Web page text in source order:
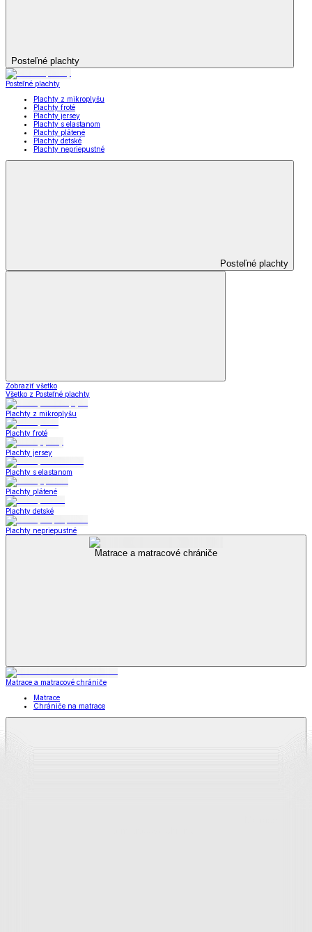
Posteľné plachty
Posteľné plachty
Plachty z mikroplyšu
Plachty froté
Plachty jersey
Plachty s elastanom
Plachty plátené
Plachty detské
Plachty nepriepustné
Posteľné plachty
Zobraziť všetko
Všetko z Posteľné plachty
Plachty z mikroplyšu
Plachty froté
Plachty jersey
Plachty s elastanom
Plachty plátené
Plachty detské
Plachty nepriepustné
Matrace a matracové chrániče
Matrace a matracové chrániče
Matrace
Chrániče na matrace